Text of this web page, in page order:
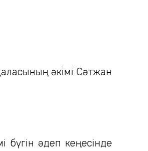
әкімі Сәтжан
бүгін әдеп кеңесінде